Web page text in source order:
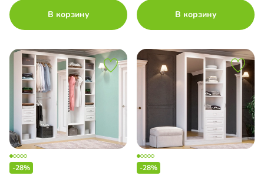
В корзину В корзину
-28% -28%